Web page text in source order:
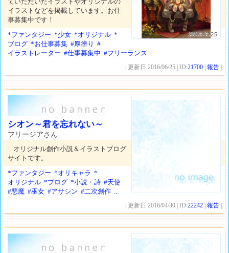
2016.6.25
イラストなどを掲載しています。お仕
事募集中です！
*ファンタジー *少女 *オリジナル *
ブログ *お仕事募集 #厚塗り
#
イラストレーター #仕事募集中 #フリーランス
| 更新日:2016/06/25 | ID:21700 |報告
シオン～君を忘れない～
フリージアさん
オリジナル創作小説＆イラストブログ
サイトです。
*ファンタジー *オリキャラ *
オリジナル *ブログ *小説・詩 #天使
#悪魔 #巫女 #アサシン #二次創作 ...
| 更新日:2016/04/30 | ID:22242 |報告